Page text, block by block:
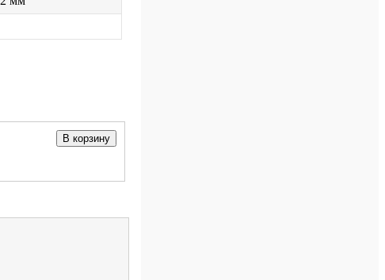
В корзину